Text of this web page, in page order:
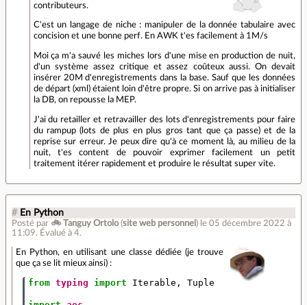
contributeurs.
C'est un langage de niche : manipuler de la donnée tabulaire avec
concision et une bonne perf. En AWK t'es facilement à 1M/s
Moi ça m'a sauvé les miches lors d'une mise en production de nuit,
d'un système assez critique et assez coûteux aussi. On devait
insérer 20M d'enregistrements dans la base. Sauf que les données
de départ (xml) étaient loin d'être propre. Si on arrive pas à initialiser
la DB, on repousse la MEP.
J'ai du retailler et retravailler des lots d'enregistrements pour faire
du rampup (lots de plus en plus gros tant que ça passe) et de la
reprise sur erreur. Je peux dire qu'à ce moment là, au milieu de la
nuit, t'es content de pouvoir exprimer facilement un petit
traitement itérer rapidement et produire le résultat super vite.
# En Python
Posté par 🚲 Tanguy Ortolo(site web personnel ) le 05 décembre 2022 à
11:09. Évalué à 4.
En Python, en utilisant une classe dédiée (je trouve
que ça se lit mieux ainsi) :
from typing import Iterable , Tuple